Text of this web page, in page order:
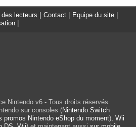
des lecteurs Contact Equipe du site
Nintendo v6 - Tous droits réservés.
sur consoles (Nintendo Switch
promos Nintendo eShop du moment), Wii